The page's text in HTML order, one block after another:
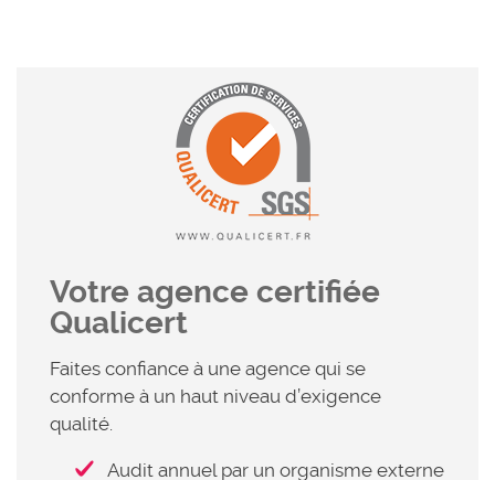
Votre agence certifiée
Qualicert
Faites confiance à une agence qui se
conforme à un haut niveau d’exigence
qualité.
Audit annuel par un organisme externe